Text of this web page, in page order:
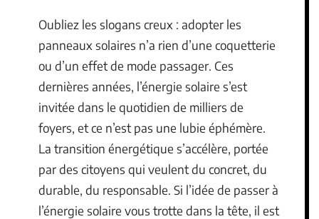
Oubliez les slogans creux : adopter les
panneaux solaires n’a rien d’une coquetterie
ou d’un effet de mode passager. Ces
dernières années, l’énergie solaire s’est
invitée dans le quotidien de milliers de
foyers, et ce n’est pas une lubie éphémère.
La transition énergétique s’accélère, portée
par des citoyens qui veulent du concret, du
durable, du responsable. Si l’idée de passer à
l’énergie solaire vous trotte dans la tête, il est